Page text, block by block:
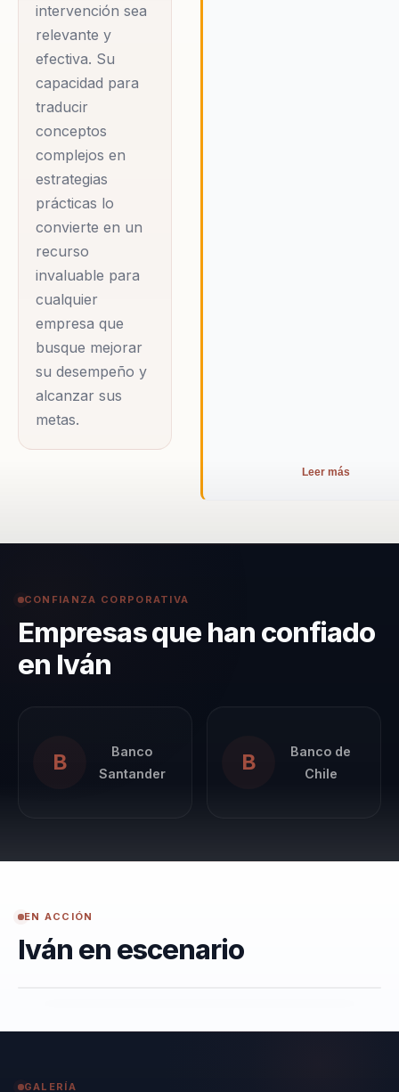
intervención sea
relevante y
efectiva. Su
capacidad para
traducir
conceptos
complejos en
estrategias
prácticas lo
convierte en un
recurso
invaluable para
cualquier
empresa que
busque mejorar
su desempeño y
alcanzar sus
metas.
Leer más
CONFIANZA CORPORATIVA
Empresas que han confiado
en Iván
B
Banco
Santander
B
Banco de
Chile
EN ACCIÓN
Iván en escenario
GALERÍA